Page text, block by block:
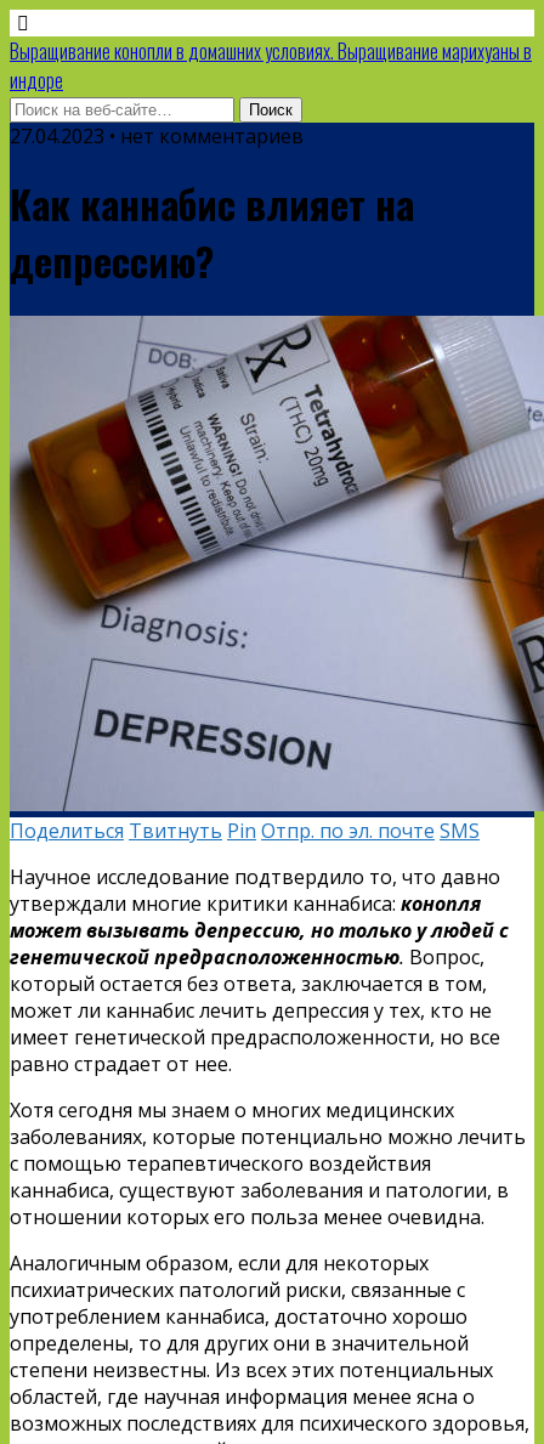
Выращивание конопли в домашних условиях. Выращивание марихуаны в
индоре
27.04.2023 • нет комментариев
Как каннабис влияет на
депрессию?
Поделиться Твитнуть Pin Отпр. по эл. почте SMS
Научное исследование подтвердило то, что давно
утверждали многие критики каннабиса: конопля
может вызывать депрессию, но только у людей с
генетической предрасположенностью. Вопрос,
который остается без ответа, заключается в том,
может ли каннабис лечить депрессия у тех, кто не
имеет генетической предрасположенности, но все
равно страдает от нее.
Хотя сегодня мы знаем о многих медицинских
заболеваниях, которые потенциально можно лечить
с помощью терапевтического воздействия
каннабиса, существуют заболевания и патологии, в
отношении которых его польза менее очевидна.
Аналогичным образом, если для некоторых
психиатрических патологий риски, связанные с
употреблением каннабиса, достаточно хорошо
определены, то для других они в значительной
степени неизвестны. Из всех этих потенциальных
областей, где научная информация менее ясна о
возможных последствиях для психического здоровья,